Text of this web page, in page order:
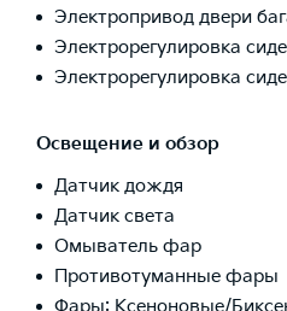
Электропривод двери
Электрорегулировка
Электрорегулировка
Освещение и обзор
Датчик дождя
Датчик света
Омыватель фар
Противотуманные фары
Фары: Ксеноновые/